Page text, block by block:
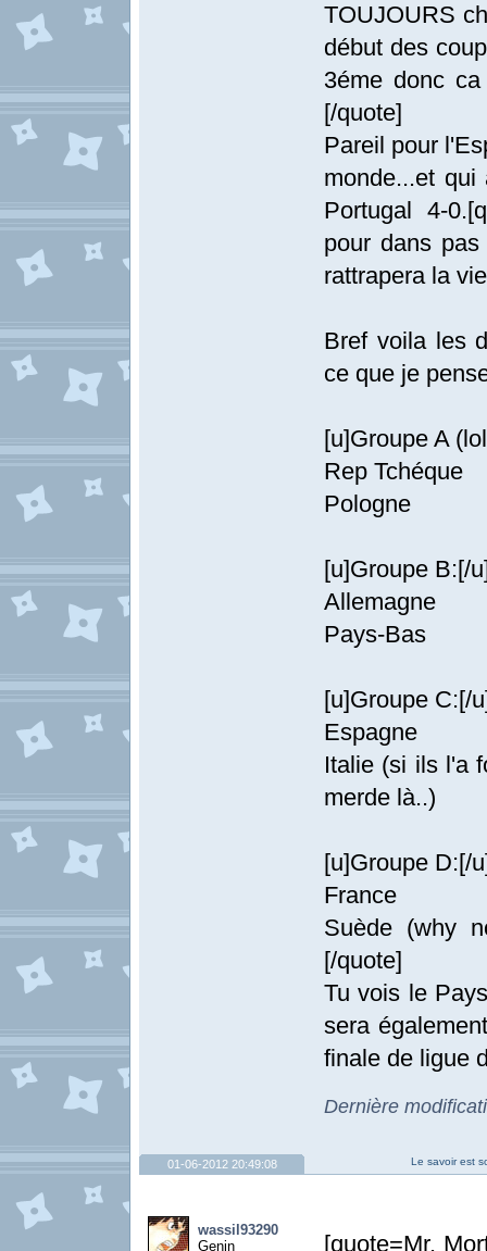
TOUJOURS
début des
3éme donc
[/quote]
Pareil pour
monde...et
Portugal 4-
pour dans
rattrapera la
Bref voila les
ce que je
[u]Groupe A
Rep Tchéque
Pologne
[u]Groupe B:[/
Allemagne
Pays-Bas
[u]Groupe C:[/
Espagne
Italie (si ils l'a
merde là..)
[u]Groupe D:[/
France
Suède (why
[/quote]
Tu vois le
sera
finale de ligue
Dernière
Le savoir est
01-06-2012 20:49:08
wassil93290
Genin
[quote=Mr.